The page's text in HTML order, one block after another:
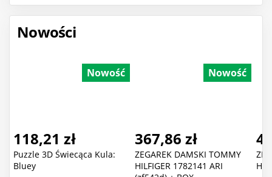
Nowości
Nowość
118,21 zł
Puzzle 3D Świecąca Kula:
Bluey
Nowość
367,86 zł
ZEGAREK DAMSKI TOMMY
HILFIGER 1782141 ARI